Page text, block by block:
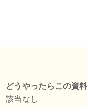
どうやったらこの資
該当なし